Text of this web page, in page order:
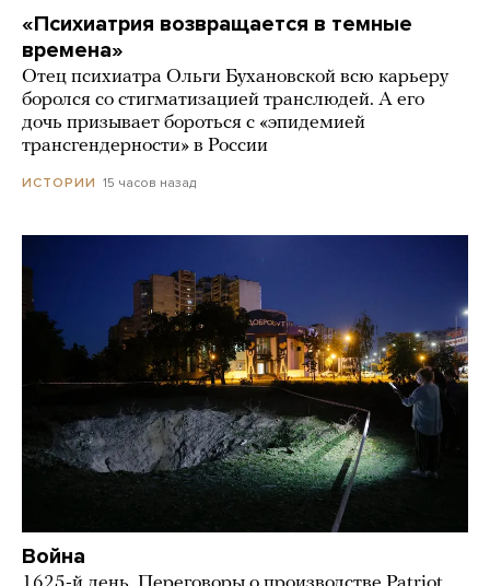
«Психиатрия возвращается в темные
времена»
Отец психиатра Ольги Бухановской всю карьеру
боролся со стигматизацией транслюдей. А его
дочь призывает бороться с «эпидемией
трансгендерности» в России
ИСТОРИИ 15 часов назад
Война